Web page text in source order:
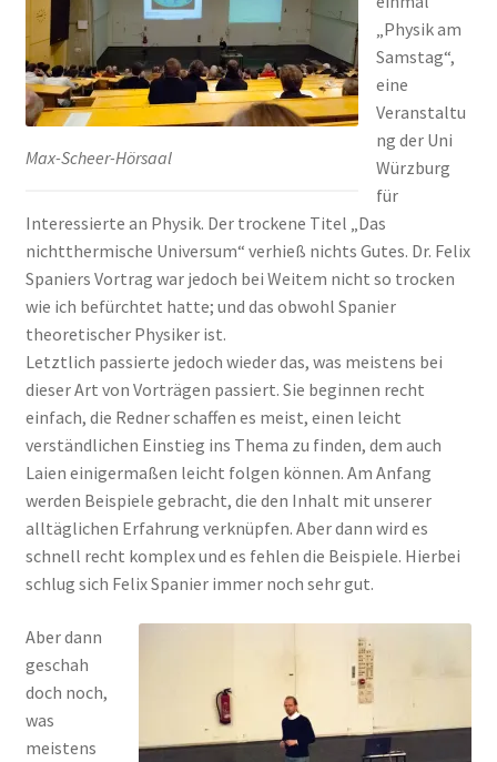
Max-Scheer-Hörsaal
„Physik am
Samstag“,
eine
Veranstaltu
ng der Uni
Würzburg
für
Interessierte an Physik. Der trockene Titel „Das
nichtthermische Universum“ verhieß nichts Gutes. Dr. Felix
Spaniers Vortrag war jedoch bei Weitem nicht so trocken
wie ich befürchtet hatte; und das obwohl Spanier
theoretischer Physiker ist.
Letztlich passierte jedoch wieder das, was meistens bei
dieser Art von Vorträgen passiert. Sie beginnen recht
einfach, die Redner schaffen es meist, einen leicht
verständlichen Einstieg ins Thema zu finden, dem auch
Laien einigermaßen leicht folgen können. Am Anfang
werden Beispiele gebracht, die den Inhalt mit unserer
alltäglichen Erfahrung verknüpfen. Aber dann wird es
schnell recht komplex und es fehlen die Beispiele. Hierbei
schlug sich Felix Spanier immer noch sehr gut.
Aber dann
geschah
doch noch,
was
meistens